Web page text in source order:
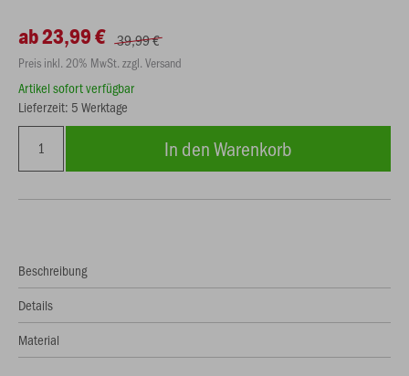
ab 23,99 € 39,99 €
Preis inkl. 20% MwSt. zzgl. Versand
Artikel sofort verfügbar
Lieferzeit: 5 Werktage
In den Warenkorb
Beschreibung
Details
Material